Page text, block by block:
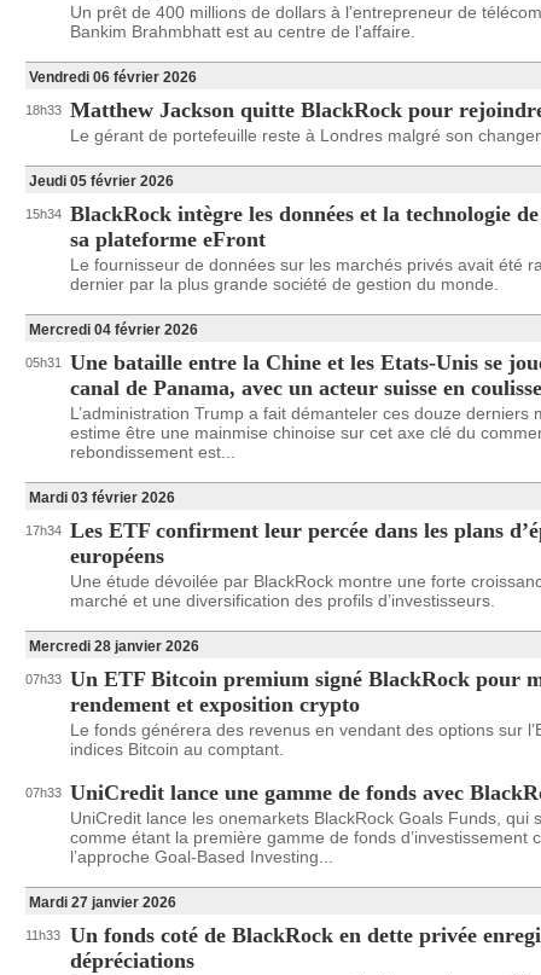
Un prêt de 400 millions de dollars à l’entrepreneur de
Bankim Brahmbhatt est au centre de l'affaire.
Vendredi 06 février 2026
18h33 Matthew Jackson quitte BlackRock pour
Le gérant de portefeuille reste à Londres malgré son
Jeudi 05 février 2026
15h34 BlackRock intègre les données et la technologie
sa plateforme eFront
Le fournisseur de données sur les marchés privés avait été
dernier par la plus grande société de gestion du monde.
Mercredi 04 février 2026
05h31
Une bataille entre la Chine et les Etats-Unis se
canal de Panama, avec un acteur suisse en coulisse
L’administration Trump a fait démanteler ces douze derniers
estime être une mainmise chinoise sur cet axe clé du
rebondissement est...
Mardi 03 février 2026
17h34 Les ETF confirment leur percée dans les plans
européens
Une étude dévoilée par BlackRock montre une forte
marché et une diversification des profils d’investisseurs.
Mercredi 28 janvier 2026
07h33 Un ETF Bitcoin premium signé BlackRock pour
rendement et exposition crypto
Le fonds générera des revenus en vendant des options sur
indices Bitcoin au comptant.
07h33 UniCredit lance une gamme de fonds avec
UniCredit lance les onemarkets BlackRock Goals Funds, qui
comme étant la première gamme de fonds d’investissement
l’approche Goal-Based Investing...
Mardi 27 janvier 2026
11h33
Un fonds coté de BlackRock en dette privée
dépréciations